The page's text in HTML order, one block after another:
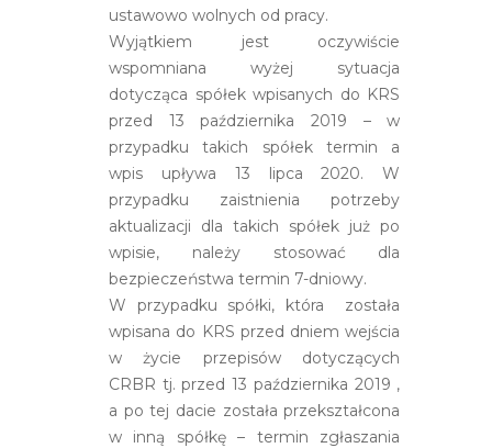
ustawowo wolnych od pracy.
Wyjątkiem jest oczywiście
wspomniana wyżej sytuacja
dotycząca spółek wpisanych do KRS
przed 13 października 2019 – w
przypadku takich spółek termin a
wpis upływa 13 lipca 2020. W
przypadku zaistnienia potrzeby
aktualizacji dla takich spółek już po
wpisie, należy stosować dla
bezpieczeństwa termin 7-dniowy.
W przypadku spółki, która została
wpisana do KRS przed dniem wejścia
w życie przepisów dotyczących
CRBR tj. przed 13 października 2019 ,
a po tej dacie została przekształcona
w inną spółkę – termin zgłaszania